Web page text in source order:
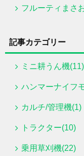
フルーティまさお君はファ
記事カテゴリー
ミニ耕うん機(11)
ハンマーナイフ
カルチ/管理機(1)
トラクター(10)
乗用草刈機(22)